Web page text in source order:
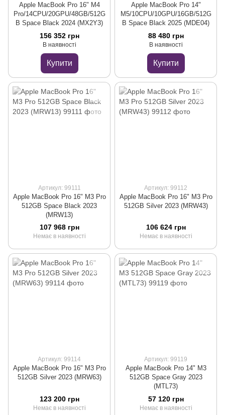
Apple MacBook Pro 16" M4
Pro/14CPU/20GPU/48GB/512G
B Space Black 2024 (MX2Y3)
156 352 грн
В наявності
Купити
Apple MacBook Pro 14"
M5/10CPU/10GPU/16GB/512G
B Space Black 2025 (MDE04)
88 480 грн
В наявності
Купити
Артикул: 99111
Apple MacBook Pro 16" M3 Pro
512GB Space Black 2023
(MRW13)
107 968 грн
Немає в наявності
Артикул: 99112
Apple MacBook Pro 16" M3 Pro
512GB Silver 2023 (MRW43)
106 624 грн
Немає в наявності
Артикул: 99114
Apple MacBook Pro 16" M3 Pro
512GB Silver 2023 (MRW63)
123 200 грн
Немає в наявності
Артикул: 99119
Apple MacBook Pro 14" M3
512GB Space Gray 2023
(MTL73)
57 120 грн
Немає в наявності